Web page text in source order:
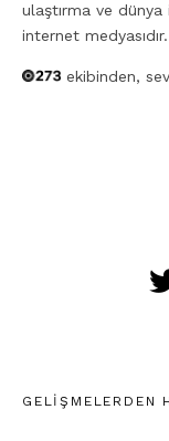
ulaştırma ve
internet medyasıdır.
ekibinden,
GELIŞMELERDEN